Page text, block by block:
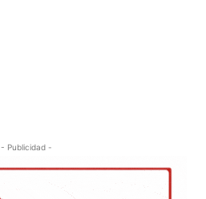
- Publicidad -